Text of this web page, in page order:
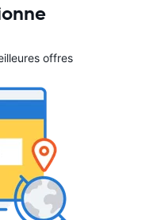
offres